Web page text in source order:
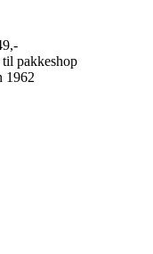
pakkeshop
1962